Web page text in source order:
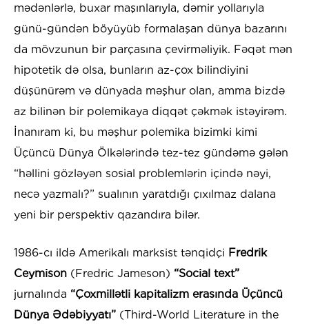
mədənlərlə, buxar maşınlarıyla, dəmir yollarıyla
günü-gündən böyüyüb formalaşan dünya bazarını
da mövzunun bir parçasına çevirməliyik. Fəqət mən
hipotetik də olsa, bunların az-çox bilindiyini
düşünürəm və dünyada məşhur olan, amma bizdə
az bilinən bir polemikaya diqqət çəkmək istəyirəm.
İnanıram ki, bu məşhur polemika bizimki kimi
Üçüncü Dünya Ölkələrində tez-tez gündəmə gələn
“həllini gözləyən sosial problemlərin içində nəyi,
necə yazmalı?” sualının yaratdığı çıxılmaz dalana
yeni bir perspektiv qazandıra bilər.
1986-cı ildə Amerikalı marksist tənqidçi Fredrik
Ceymison (Fredric Jameson) “Social text”
jurnalında “Çoxmillətli kapitalizm erasında Üçüncü
Dünya Ədəbiyyatı” (Third-World Literature in the